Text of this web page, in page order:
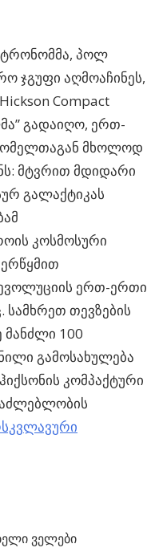
პოლ
ჯგუფი აღმოაჩინეს,
Compact
გადაიღო, ერთ-
რომელთაგან მხოლოდ
მტვრით მდიდარი
გალაქტიკას
კოსმოსური
ერთ-ერთი
სამხრეთ თევზების
100
გამოსახულება
კომპაქტური
ველები